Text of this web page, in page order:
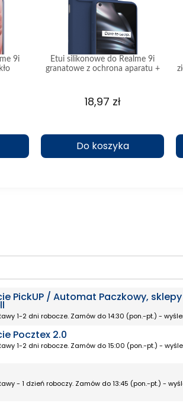
9i
Etui silikonowe do Realme 9i
granatowe z ochrona aparatu +
18,97 zł
Do koszyka
PickUP / Automat Paczkowy, sklepy
1-2 dni robocze. Zamów do 14:30 (pon.-pt.) -
Pocztex 2.0
1-2 dni robocze. Zamów do 15:00 (pon.-pt.) -
- 1 dzień roboczy. Zamów do 13:45 (pon.-pt.) -